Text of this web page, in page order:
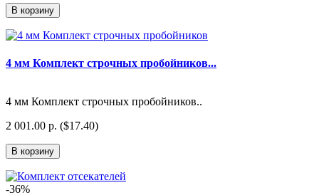
В корзину
4 мм Комплект строчных пробойников...
4 мм Комплект строчных пробойников..
2 001.00 р. ($17.40)
В корзину
-36%